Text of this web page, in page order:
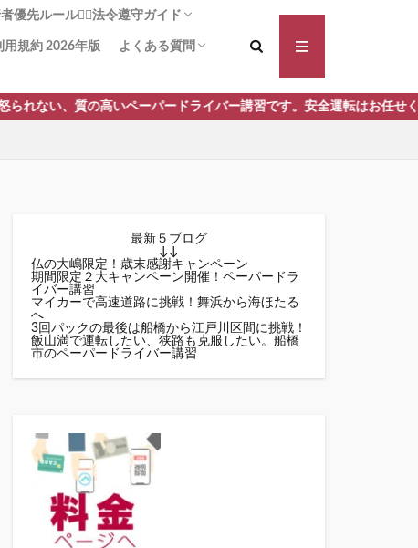
優先ルール🚶‍♀️法令遵守ガイド
断歩道！啓発は力なり
法：追突被害の可能性を減らす
断歩道+1】事故や違反の減少に
務は!?安全に通行する安心ガイ
対向車側の渋滞🚗 一時停止義務
用規約 2026年版 よくある質問
い、質の高いペーパードライバー講習です。安全運転はお任せください
最新５ブログ
↓↓
仏の大嶋限定！歳末感謝キャンペーン
期間限定２大キャンペーン開催！ペーパードラ
イバー講習
マイカーで高速道路に挑戦！舞浜から海ほたる
へ
3回パックの最後は船橋から江戸川区間に挑戦！
飯山満で運転したい、狭路も克服したい。船橋
市のペーパードライバー講習